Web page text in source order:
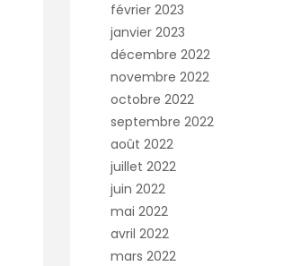
février 2023
janvier 2023
décembre 2022
novembre 2022
octobre 2022
septembre 2022
août 2022
juillet 2022
juin 2022
mai 2022
avril 2022
mars 2022